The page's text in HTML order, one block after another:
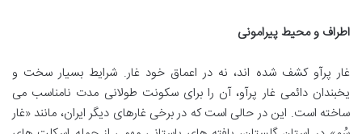
اطراف و محیط پیرامونی
غار پرآو کشف شده اند، نه در اعماق خود غار. شرایط بسیار سخت و
یخبندان دائمی غار پرآو، آن را برای سکونت طولانی مدت نامناسب می
ساخته است. این در حالی است که در برخی غارهای دیگر ایران، مانند «غار